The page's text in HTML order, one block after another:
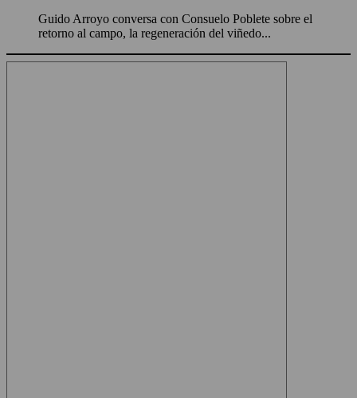
Guido Arroyo conversa con Consuelo Poblete sobre el
retorno al campo, la regeneración del viñedo...